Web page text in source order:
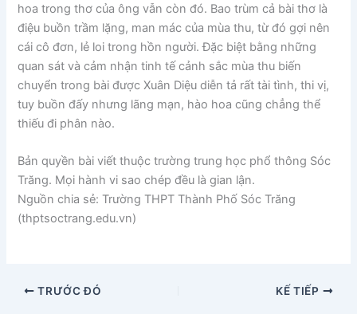
hoa trong thơ của ông vẫn còn đó. Bao trùm cả bài thơ là
điệu buồn trầm lặng, man mác của mùa thu, từ đó gợi nên
cái cô đơn, lẻ loi trong hồn người. Đặc biệt bằng những
quan sát và cảm nhận tinh tế cảnh sắc mùa thu biến
chuyển trong bài được Xuân Diệu diễn tả rất tài tình, thi vị,
tuy buồn đấy nhưng lãng mạn, hào hoa cũng chẳng thể
thiếu đi phân nào.
Bản quyền bài viết thuộc trường trung học phổ thông Sóc
Trăng. Mọi hành vi sao chép đều là gian lận.
Nguồn chia sẻ: Trường THPT Thành Phố Sóc Trăng
(thptsoctrang.edu.vn)
TRƯỚC ĐÓ KẾ TIẾP